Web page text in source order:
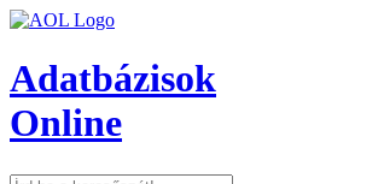
Adatbázisok
Online